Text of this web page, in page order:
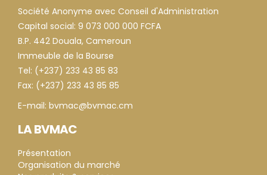
Société Anonyme avec Conseil d'Administration
Capital social: 9 073 000 000 FCFA
B.P. 442 Douala, Cameroun
Immeuble de la Bourse
Tel: (+237) 233 43 85 83
Fax: (+237) 233 43 85 85
E-mail: bvmac@bvmac.cm
LA BVMAC
Présentation
Organisation du marché